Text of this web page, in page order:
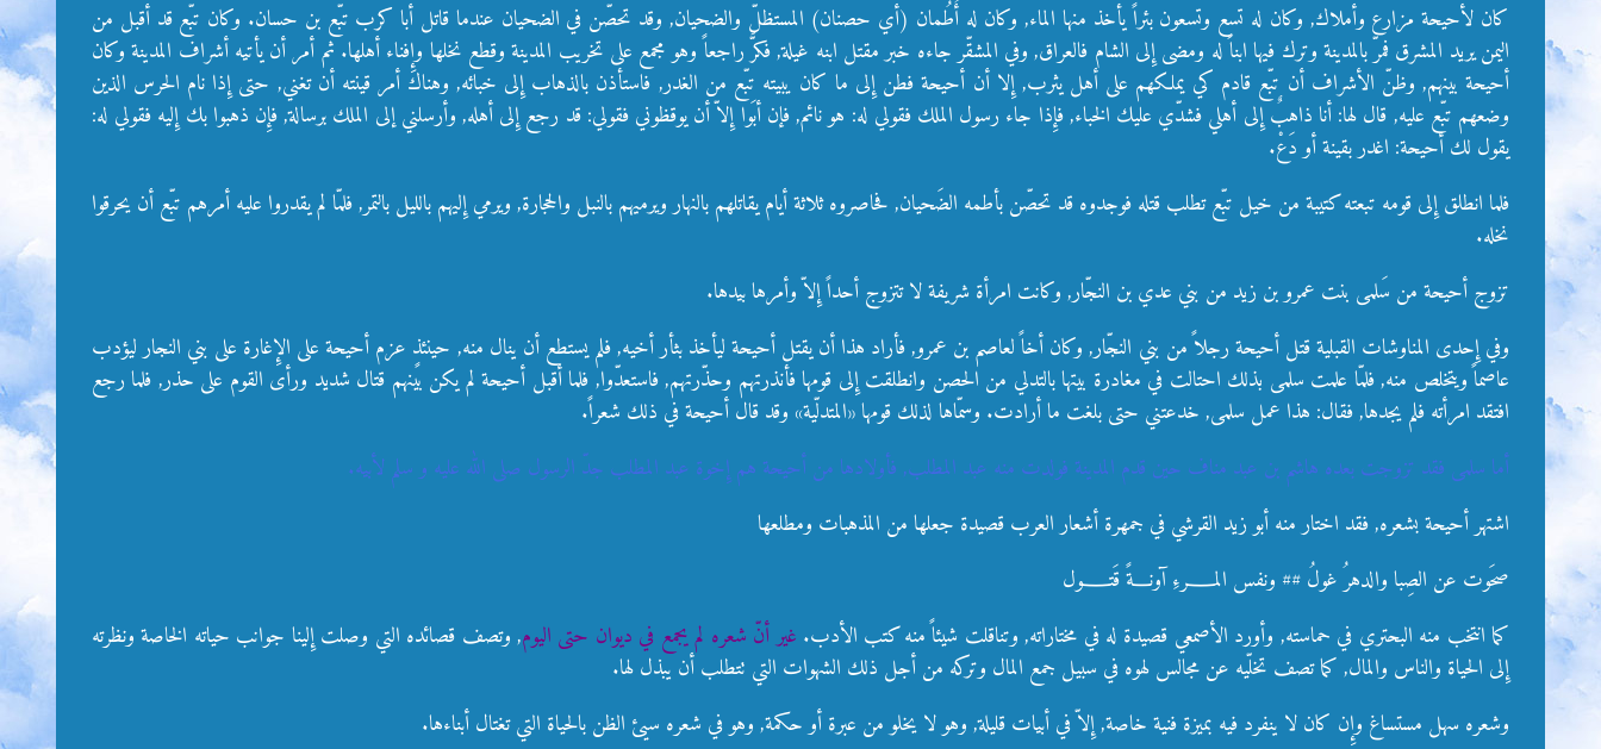
كان لأحيحة مزارع وأملاك, وكان له تسع وتسعون بئراً يأخذ منها الماء, وكان له أُطُمان (أي حصنان) المستظلّ والضحيان, وقد تحصّن في الضحيان عندما قاتل أبا كرب تبّع بن حسان. وكان تبّع قد أقبل من
اليمن يريد المشرق فمرّ بالمدينة وترك فيها ابناً له ومضى إِلى الشام فالعراق, وفي المشقّر جاءه خبر مقتل ابنه غيلة, فكرَّ راجعاً وهو مجمع على تخريب المدينة وقطع نخلها وإِفناء أهلها. ثم أمر أن يأتيه أشراف المدينة وكان
أحيحة بينهم, وظنّ الأشراف أن تبّع قادم كي يملكهم على أهل يثرب, إِلا أن أحيحة فطن إِلى ما كان يبيته تبّع من الغدر, فاستأذن بالذهاب إِلى خبائه, وهناك أمر قينته أن تغني, حتى إِذا نام الحرس الذين
وضعهم تبّع عليه, قال لها: أنا ذاهبٌ إِلى أهلي فشدّي عليك الخباء, فإِذا جاء رسول الملك فقولي له: هو نائم, فإن أبَوا إِلاّ أن يوقظوني فقولي: قد رجع إِلى أهله, وأرسلني إلى الملك برسالة, فإِن ذهبوا بك إِليه فقولي له:
يقول لك أحيحة: اغدر بقينة أو دَعْ.
فلما انطلق إِلى قومه تبعته كتيبة من خيل تبّع تطلب قتله فوجدوه قد تحصّن بأطمه الضَحيان, فحاصروه ثلاثة أيام يقاتلهم بالنهار ويرميهم بالنبل والحجارة, ويرمي إِليهم بالليل بالتمر, فلمّا لم يقدروا عليه أمرهم تبّع أن يحرقوا
نخله.
تزوج أحيحة من سَلمى بنت عمرو بن زيد من بني عدي بن النجّار, وكانت امرأة شريفة لا تتزوج أحداً إِلاّ وأمرها بيدها.
وفي إِحدى المناوشات القبلية قتل أحيحة رجلاً من بني النجّار, وكان أخاً لعاصم بن عمرو, فأراد هذا أن يقتل أحيحة ليأخذ بثأر أخيه, فلم يستطع أن ينال منه, حينئذٍ عزم أحيحة على الإِغارة على بني النجار ليؤدب
عاصماً ويتخلص منه, فلمّا علمت سلمى بذلك احتالت في مغادرة بيتها بالتدلي من الحصن وانطلقت إِلى قومها فأنذرتهم وحذّرتهم, فاستعدّوا, فلما أقبل أحيحة لم يكن بينهم قتال شديد ورأى القوم على حذر, فلما رجع
افتقد امرأته فلم يجدها, فقال: هذا عمل سلمى, خدعتني حتى بلغت ما أرادت. وسمّاها لذلك قومها «المتدلّية» وقد قال أحيحة في ذلك شعراً.
أما سلمى فقد تزوجت بعده هاشم بن عبد مناف حين قدم المدينة فولدت منه عبد المطلب, فأولادها من أحيحة هم إِخوة عبد المطلب جدّ الرسول صلى الله عليه و سلم لأبيه.
اشتهر أحيحة بشعره, فقد اختار منه أبو زيد القرشي في جمهرة أشعار العرب قصيدة جعلها من المذهبات ومطلعها
صحَوت عن الصِبا والدهرُ غولُ ## ونفس المــــرءِ آونـــةً قَتــــول
كما انتخب منه البحتري في حماسته, وأورد الأصمعي قصيدة له في مختاراته, وتناقلت شيئاً منه كتب الأدب. غير أنّ شعره لم يجمع في ديوان حتى اليوم, وتصف قصائده التي وصلت إِلينا جوانب حياته الخاصة ونظرته
إِلى الحياة والناس والمال, كما تصف تخلّيه عن مجالس لهوه في سبيل جمع المال وتركه من أجل ذلك الشهوات التي تتطلب أن يبذل لها.
وشعره سهل مستساغ وإِن كان لا ينفرد فيه بميزة فنية خاصة, إِلاّ في أبيات قليلة, وهو لا يخلو من عبرة أو حكمة, وهو في شعره سيئ الظن بالحياة التي تغتال أبناءها.